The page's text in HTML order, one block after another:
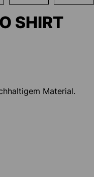
SHIRT
Material.